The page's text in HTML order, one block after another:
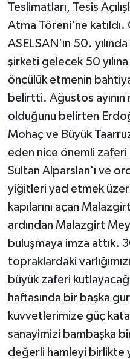
Teslimatları, Tesis
Atma Töreni'ne katıldı.
ASELSAN’ın 50.
şirketi gelecek 50
öncülük etmenin
belirtti. Ağustos
olduğunu belirten
Mohaç ve Büyük
eden nice önemli zaferi
Sultan Alparslan'ı ve
yiğitleri yad etmek
kapılarını açan
ardından Malazgirt
buluşmaya imza attık.
topraklardaki
büyük zaferi
haftasında bir başka
kuvvetlerimize güç
sanayimizi bambaşka
değerli hamleyi birlikte